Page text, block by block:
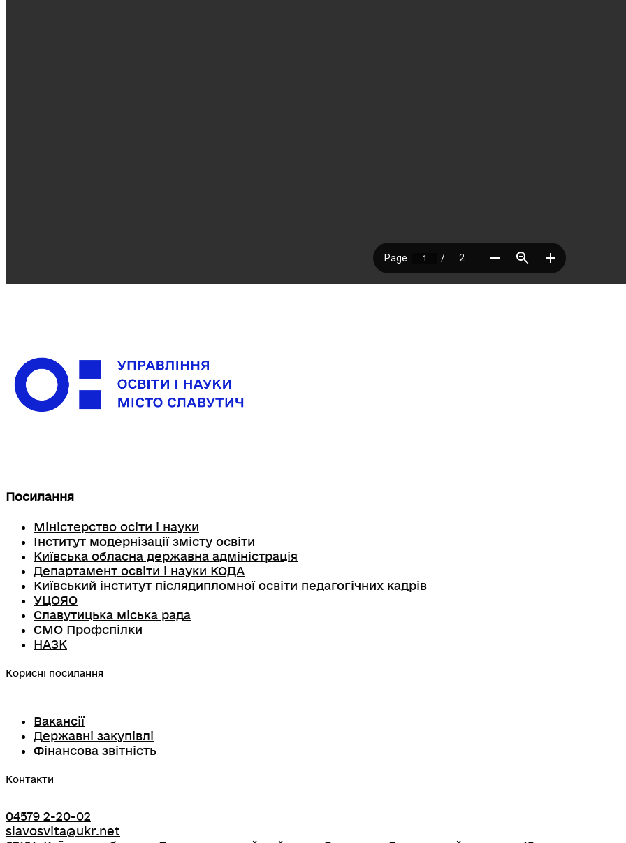
Посилання
Міністерство осіти і науки
Інститут модернізації змісту освіти
Київська обласна державна адміністрація
Департамент освіти і науки КОДА
Київський інститут післядипломної освіти педагогічних кадрів
УЦОЯО
Славутицька міська рада
СМО Профспілки
НАЗК
Корисні посилання
Вакансії
Державні закупівлі
Фінансова звітність
Контакти
04579 2-20-02
slavosvita@ukr.net